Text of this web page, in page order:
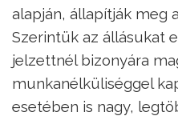
alapján, állapítják meg
Szerintük az állásukat
jelzettnél bizonyára
munkanélküliséggel
esetében is nagy,